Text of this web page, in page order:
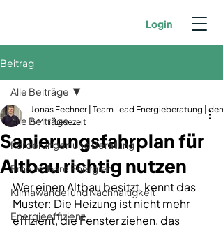
Login
Beitrag
Alle Beiträge
Förderungen und Beratung
Erneuerbare Energien
Klimawandel und Nachhaltigkeit
Energieeffizienz
Alle Beiträge
Sanierungsfahrplan für
Altbau richtig nutzen
Jonas Fechner | Team Lead Energieberatung |
5 Min. Lesezeit
Wer einen Altbau besitzt, kennt das
Muster: Die Heizung ist nicht mehr
effizient, die Fenster ziehen, das